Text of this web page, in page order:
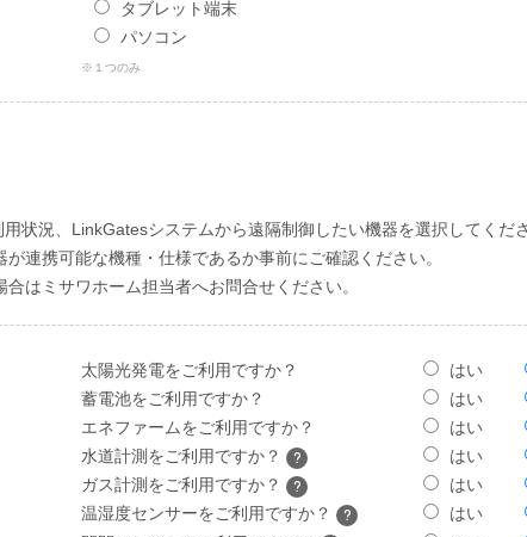
タブレット端末
パソコン
※１つのみ
状況、LinkGatesシステムから遠隔制御したい機器を選択してくだ
連携可能な機種・仕様であるか事前にご確認ください。
はミサワホーム担当者へお問合せください。
太陽光発電をご利用ですか？
はい
蓄電池をご利用ですか？
はい
エネファームをご利用ですか？
はい
水道計測をご利用ですか？
はい
ガス計測をご利用ですか？
はい
温湿度センサーをご利用ですか？
はい